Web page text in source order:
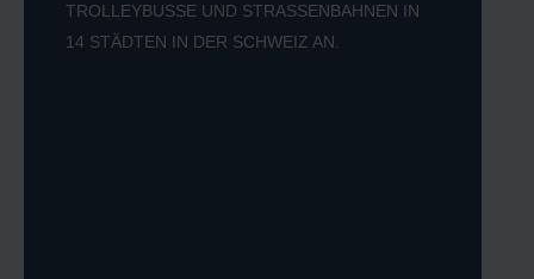
TROLLEYBUSSE UND STRASSENBAHNEN IN 1
4 STÄDTEN IN DER SCHWEIZ AN.